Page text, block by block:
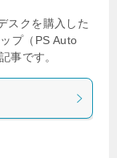
スクを購入した
プ（PS Auto
事です。